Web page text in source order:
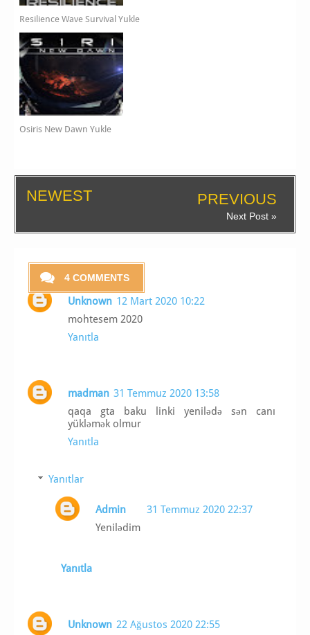
Resilience Wave Survival Yukle
Osiris New Dawn Yukle
NEWEST PREVIOUS
Next Post »
4 COMMENTS
Unknown 12 Mart 2020 10:22
mohtesem 2020
Yanıtla
madman 31 Temmuz 2020 13:58
qaqa gta baku linki yenilədə sən canı
yükləmək olmur
Yanıtla
Yanıtlar
Admin
31 Temmuz 2020 22:37
Yenilədim
Yanıtla
Unknown 22 Ağustos 2020 22:55